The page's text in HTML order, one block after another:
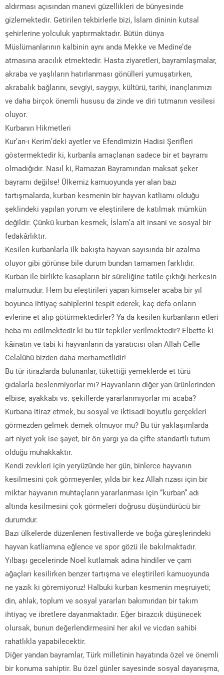
aldırması açısından manevi güzellikleri de bünyesinde
gizlemektedir. Getirilen tekbirlerle bizi, İslam dininin kutsal
şehirlerine yolculuk yaptırmaktadır. Bütün dünya
Müslümanlarının kalbinin aynı anda Mekke ve Medine’de
atmasına aracılık etmektedir. Hasta ziyaretleri, bayramlaşmalar,
akraba ve yaşlıların hatırlanması gönülleri yumuşatırken,
akrabalık bağlarını, sevgiyi, saygıyı, kültürü, tarihi, inançlarımızı
ve daha birçok önemli hususu da zinde ve diri tutmanın vesilesi
oluyor.
Kurbanın Hikmetleri
Kur’an-ı Kerim’deki ayetler ve Efendimizin Hadisi Şerifleri
göstermektedir ki, kurbanla amaçlanan sadece bir et bayramı
olmadığıdır. Nasıl ki, Ramazan Bayramından maksat şeker
bayramı değilse! Ülkemiz kamuoyunda yer alan bazı
tartışmalarda, kurban kesmenin bir hayvan katliamı olduğu
şeklindeki yapılan yorum ve eleştirilere de katılmak mümkün
değildir. Çünkü kurban kesmek, İslam’a ait insani ve sosyal bir
fedakârlıktır.
Kesilen kurbanlarla ilk bakışta hayvan sayısında bir azalma
oluyor gibi görünse bile durum bundan tamamen farklıdır.
Kurban ile birlikte kasapların bir süreliğine tatile çıktığı herkesin
malumudur. Hem bu eleştirileri yapan kimseler acaba bir yıl
boyunca ihtiyaç sahiplerini tespit ederek, kaç defa onların
evlerine et alıp götürmektedirler? Ya da kesilen kurbanların etleri
heba mı edilmektedir ki bu tür tepkiler verilmektedir? Elbette ki
kâinatın ve tabi ki hayvanların da yaratıcısı olan Allah Celle
Celalühü bizden daha merhametlidir!
Bu tür itirazlarda bulunanlar, tükettiği yemeklerde et türü
gıdalarla beslenmiyorlar mı? Hayvanların diğer yan ürünlerinden
elbise, ayakkabı vs. şekillerde yararlanmıyorlar mı acaba?
Kurbana itiraz etmek, bu sosyal ve iktisadi boyutlu gerçekleri
görmezden gelmek demek olmuyor mu? Bu tür yaklaşımlarda
art niyet yok ise şayet, bir ön yargı ya da çifte standartlı tutum
olduğu muhakkaktır.
Kendi zevkleri için yeryüzünde her gün, binlerce hayvanın
kesilmesini çok görmeyenler, yılda bir kez Allah rızası için bir
miktar hayvanın muhtaçların yararlanması için “kurban” adı
altında kesilmesini çok görmeleri doğrusu düşündürücü bir
durumdur.
Bazı ülkelerde düzenlenen festivallerde ve boğa güreşlerindeki
hayvan katliamına eğlence ve spor gözü ile bakılmaktadır.
Yılbaşı gecelerinde Noel kutlamak adına hindiler ve çam
ağaçları kesilirken benzer tartışma ve eleştirileri kamuoyunda
ne yazık ki göremiyoruz! Halbuki kurban kesmenin meşruiyeti;
din, ahlak, toplum ve sosyal yararları bakımından bir takım
ihtiyaç ve ibretlere dayanmaktadır. Eğer birazcık düşünecek
olursak, bunun değerlendirmesini her akıl ve vicdan sahibi
rahatlıkla yapabilecektir.
Diğer yandan bayramlar, Türk milletinin hayatında özel ve önemli
bir konuma sahiptir. Bu özel günler sayesinde sosyal dayanışma,